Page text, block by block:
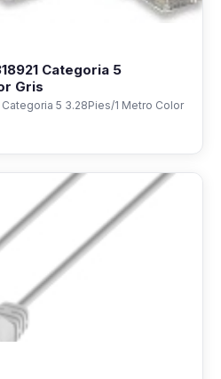
Categoria 5
Gris
5 3.28Pies/1 Metro Color